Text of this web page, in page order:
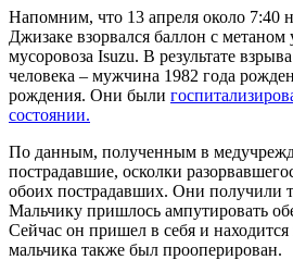
Напомним, что 13 апреля около 7:40
Джизаке взорвался баллон с
мусоровоза Isuzu. В результате
человека – мужчина 1982 года
рождения. Они были
состоянии.
По данным, полученным в
пострадавшие, осколки
обоих пострадавших. Они получили
Мальчику пришлось ампутировать
Сейчас он пришел в себя и
мальчика также был прооперирован.